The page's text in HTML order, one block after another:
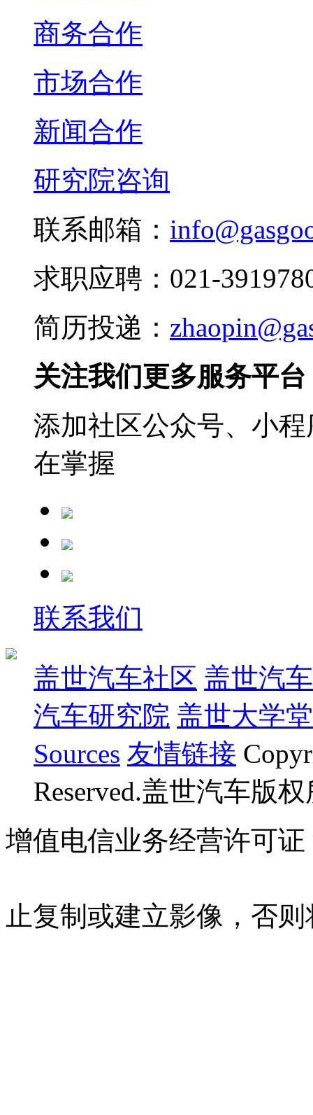
商务合作
市场合作
新闻合作
研究院咨询
联系邮箱：
求职应聘：021-
简历投递：
关注我们更多服务平台
添加社区公众号、小
在掌握
联系我们
盖世汽车社区 盖世汽
汽车研究院 盖世大学堂
Sources 友情链接
Reserved.盖世汽车版
增值电信业务经营许可证
止复制或建立影像，否